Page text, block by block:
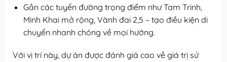
Gần các tuyến đường trọng điểm như Tam Trinh,
Minh Khai mở rộng, Vành đai 2,5 – tạo điều kiện di
chuyển nhanh chóng về mọi hướng.
Với vị trí này, dự án được đánh giá cao về giá trị sử